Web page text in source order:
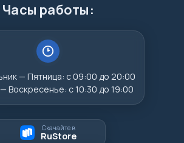
Часы работы:
— Пятница: с 09:00 до 20:00
Воскресенье: с 10:30 до 19:00
Скачайте в
RuStore